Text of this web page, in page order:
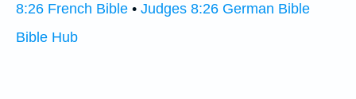
8:26 French Bible • Judges 8:26 German Bible
Bible Hub